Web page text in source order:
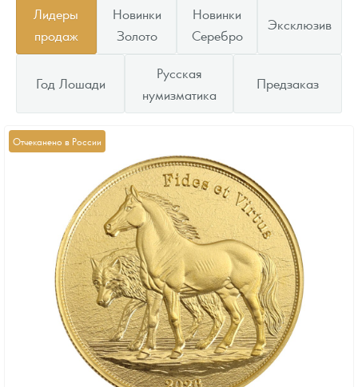
Лидеры
продаж
Новинки
Золото
Новинки
Серебро
Эксклюзив
Год Лошади
Русская
нумизматика
Предзаказ
Отчеканено в России